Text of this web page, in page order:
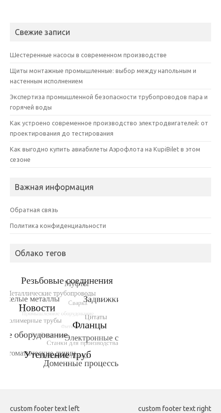
Свежие записи
Шестеренные насосы в современном производстве
Щиты монтажные промышленные: выбор между напольным и
настенным исполнением
Экспертиза промышленной безопасности трубопроводов пара и
горячей воды
Как устроено современное производство электродвигателей: от
проектирования до тестирования
Как выгодно купить авиабилеты Аэрофлота на KupiBilet в этом
сезоне
Важная информация
Обратная связь
Политика конфиденциальности
Облако тегов
custom footer text left custom footer text right